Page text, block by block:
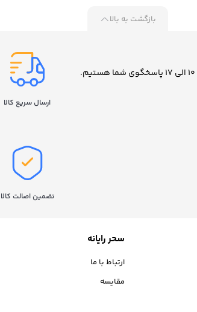
بازگشت به بالا
ارسال سریع کالا
تضمین اصالت کالا
سحر رایانه
ارتباط با ما
مقایسه